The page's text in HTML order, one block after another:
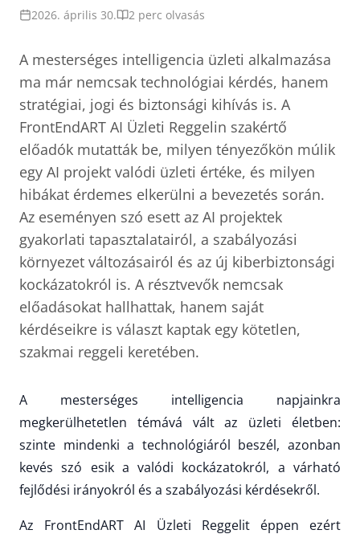
2026. április 30. 2 perc olvasás
A mesterséges intelligencia üzleti alkalmazása
ma már nemcsak technológiai kérdés, hanem
stratégiai, jogi és biztonsági kihívás is. A
FrontEndART AI Üzleti Reggelin szakértő
előadók mutatták be, milyen tényezőkön múlik
egy AI projekt valódi üzleti értéke, és milyen
hibákat érdemes elkerülni a bevezetés során.
Az eseményen szó esett az AI projektek
gyakorlati tapasztalatairól, a szabályozási
környezet változásairól és az új kiberbiztonsági
kockázatokról is. A résztvevők nemcsak
előadásokat hallhattak, hanem saját
kérdéseikre is választ kaptak egy kötetlen,
szakmai reggeli keretében.
A mesterséges intelligencia napjainkra
megkerülhetetlen témává vált az üzleti életben:
szinte mindenki a technológiáról beszél, azonban
kevés szó esik a valódi kockázatokról, a várható
fejlődési irányokról és a szabályozási kérdésekről.
Az FrontEndART AI Üzleti Reggelit éppen ezért